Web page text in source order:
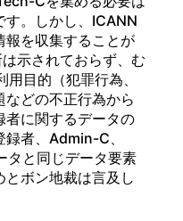
す。しかし、ICANN
報を収集することが
示されておらず、む
目的（犯罪行為、
どの不正行為から
者に関するデータの
者、Admin-C、
タと同じデータ要素
とボン地裁は言及し